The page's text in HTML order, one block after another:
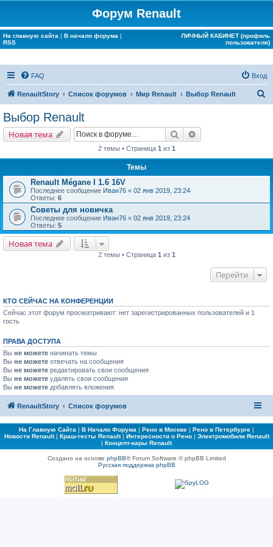
Форум Renault
На главную сайта | В начало форума |
RSS
ЛИЧНЫЙ КАБИНЕТ (профиль
пользователя)
FAQ Вход
RenaultStory Список форумов Мир Renault Выбор Renault
Выбор Renault
Новая тема Поиск
2 темы • Страница 1 из 1
Темы
Renault Mégane I 1.6 16V
Последнее сообщение Иван76 « 02 янв 2019, 23:24
Ответы: 6
Советы для новичка
Последнее сообщение Иван76 « 02 янв 2019, 23:24
Ответы: 5
Новая тема
2 темы • Страница 1 из 1
Перейти
КТО СЕЙЧАС НА КОНФЕРЕНЦИИ
Сейчас этот форум просматривают: нет зарегистрированных пользователей и 1
гость
ПРАВА ДОСТУПА
Вы не можете начинать темы
Вы не можете отвечать на сообщения
Вы не можете редактировать свои сообщения
Вы не можете удалять свои сообщения
Вы не можете добавлять вложения
RenaultStory Список форумов
На Главную Сайта | В Начало Форума | Рено в Москве | Рено в Петербурге |
Новости Renault| Краш-тесты Renault| Интересности о Рено| Электромобили Renault
| Концепт-кары Renault
Создано на основе phpBB® Forum Software © phpBB Limited
Русская поддержка phpBB